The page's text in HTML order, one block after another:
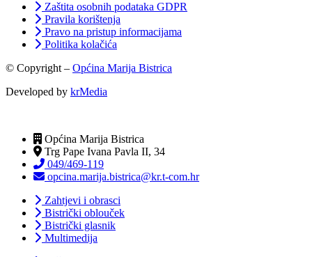
Zaštita osobnih podataka GDPR
Pravila korištenja
Pravo na pristup informacijama
Politika kolačića
© Copyright – Općina Marija Bistrica
Developed by krMedia
Općina Marija Bistrica
Trg Pape Ivana Pavla II, 34
049/469-119
opcina.marija.bistrica@kr.t-com.hr
Zahtjevi i obrasci
Bistrički oblouček
Bistrički glasnik
Multimedija